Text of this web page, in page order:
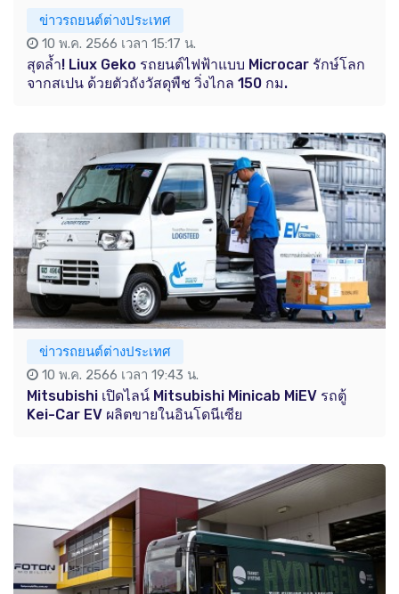
ข่าวรถยนต์ต่างประเทศ
10 พ.ค. 2566 เวลา 15:17 น.
สุดล้ำ! Liux Geko รถยนต์ไฟฟ้าแบบ Microcar รักษ์โลก
จากสเปน ด้วยตัวถังวัสดุพืช วิ่งไกล 150 กม.
ข่าวรถยนต์ต่างประเทศ
10 พ.ค. 2566 เวลา 19:43 น.
Mitsubishi เปิดไลน์ Mitsubishi Minicab MiEV รถตู้
Kei-Car EV ผลิตขายในอินโดนีเซีย